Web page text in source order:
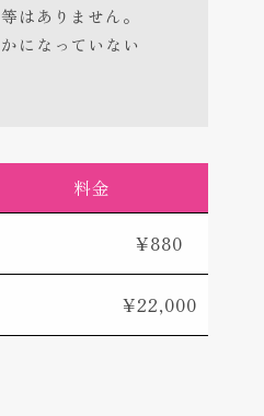
はありません。
になっていない
料金
¥880
¥22,000